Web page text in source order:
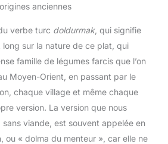
anciennes
verbe turc doldurmak, qui signifie
long sur la nature de ce plat, qui
famille de légumes farcis que l’on
Moyen-Orient, en passant par le
chaque village et même chaque
version. La version que nous
sans viande, est souvent appelée en
, ou « dolma du menteur », car elle ne